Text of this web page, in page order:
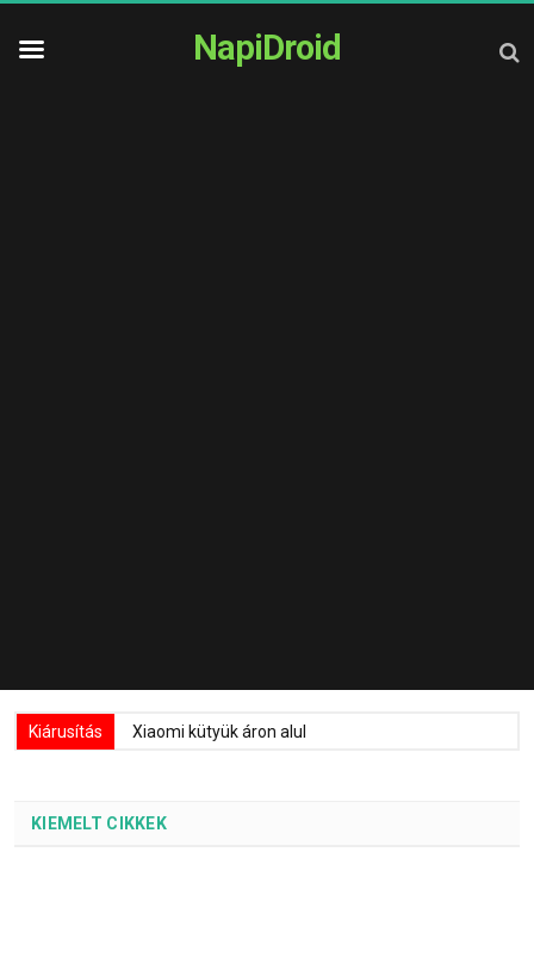
NapiDroid
Kiárusítás Xiaomi kütyük áron alul
KIEMELT CIKKEK